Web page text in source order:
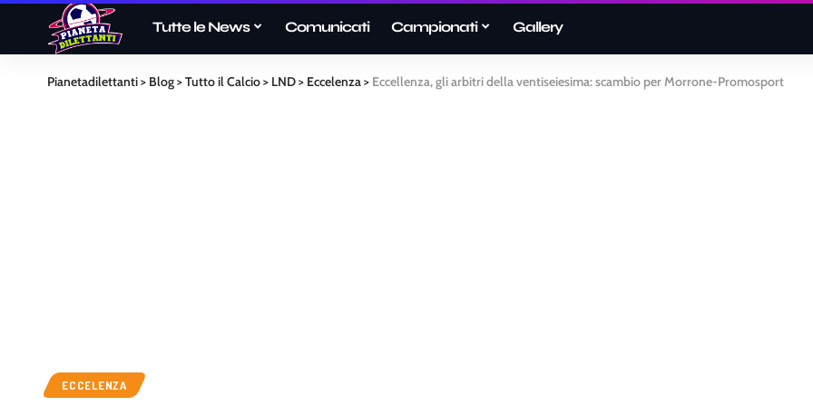
Tutte le News Comunicati Campionati Gallery
Pianetadilettanti> Blog>Tutto il Calcio> LND> Eccelenza> Eccellenza, gli arbitri della ventiseiesima: scambio per Morrone-Promosport
ECCELENZA